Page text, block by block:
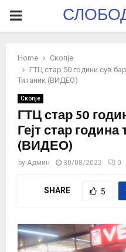
PRIMARY
Home
Скопје
ГТЦ стар 50 години сув
Титаник (ВИДЕО)
Скопје
ГТЦ стар 50
Гејт стар
(ВИДЕО)
by Админ 30/08/2022 0
SHARE 5